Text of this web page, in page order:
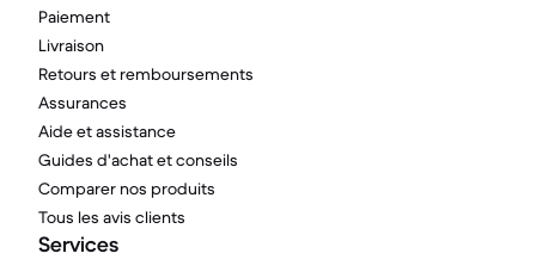
Paiement
Livraison
Retours et remboursements
Assurances
Aide et assistance
Guides d'achat et conseils
Comparer nos produits
Tous les avis clients
Services